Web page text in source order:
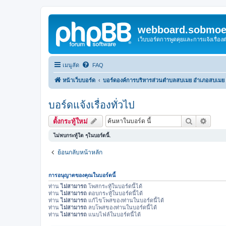
เว็บบอร์ดการพูดคุยและการแจ้งเรื่อ
เมนูลัด FAQ
หน้าเว็บบอร์ด บอร์ดองค์การบริหารส่วนตำบลสบเมย อำเภอสบเม
บอร์ดแจ้งเรื่องทั่วไป
ตั้งกระทู้ใหม่ ค้นหา
ไม่พบกระทู้ใด ๆในบอร์ดนี้.
ย้อนกลับหน้าหลัก
การอนุญาตของคุณในบอร์ดนี้
ท่านไม่สามารถ โพสกระทู้ในบอร์ดนี้ได้
ท่านไม่สามารถ ตอบกระทู้ในบอร์ดนี้ได้
ท่านไม่สามารถ แก้ไขโพสของท่านในบอร์ดนี้ได้
ท่านไม่สามารถ ลบโพสของท่านในบอร์ดนี้ได้
ท่านไม่สามารถ แนบไฟล์ในบอร์ดนี้ได้